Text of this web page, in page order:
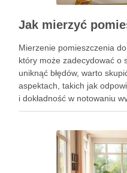
Mierzenie pomieszczenia
który może zadecydować o
uniknąć błędów, warto
aspektach, takich jak
i dokładność w notowaniu
do pomiarów nie tylko